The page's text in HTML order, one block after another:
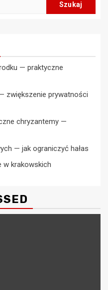
— praktyczne
zwiększenie prywatności
chryzantemy —
— jak ograniczyć hałas
w krakowskich